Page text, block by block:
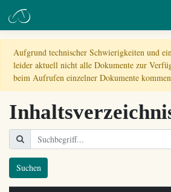
Aufgrund technischer Schwierigkeiten und
leider aktuell nicht alle Dokumente zur
beim Aufrufen einzelner Dokumente
Suchen